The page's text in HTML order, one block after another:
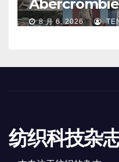
Abercrombie
中国业务部分
8 月 6, 2026
纺织科技杂